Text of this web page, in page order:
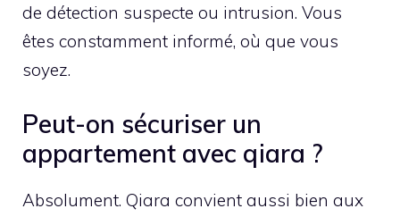
de détection suspecte ou intrusion. Vous
êtes constamment informé, où que vous
soyez.
Peut-on sécuriser un
appartement avec qiara ?
Absolument. Qiara convient aussi bien aux